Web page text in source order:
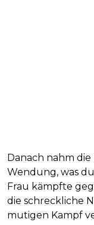
Danach nahm
Wendung, was
Frau kämpfte
die schreckliche
mutigen Kampf